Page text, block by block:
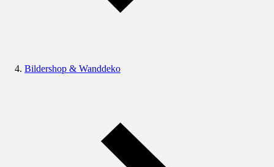
Bildershop & Wanddeko